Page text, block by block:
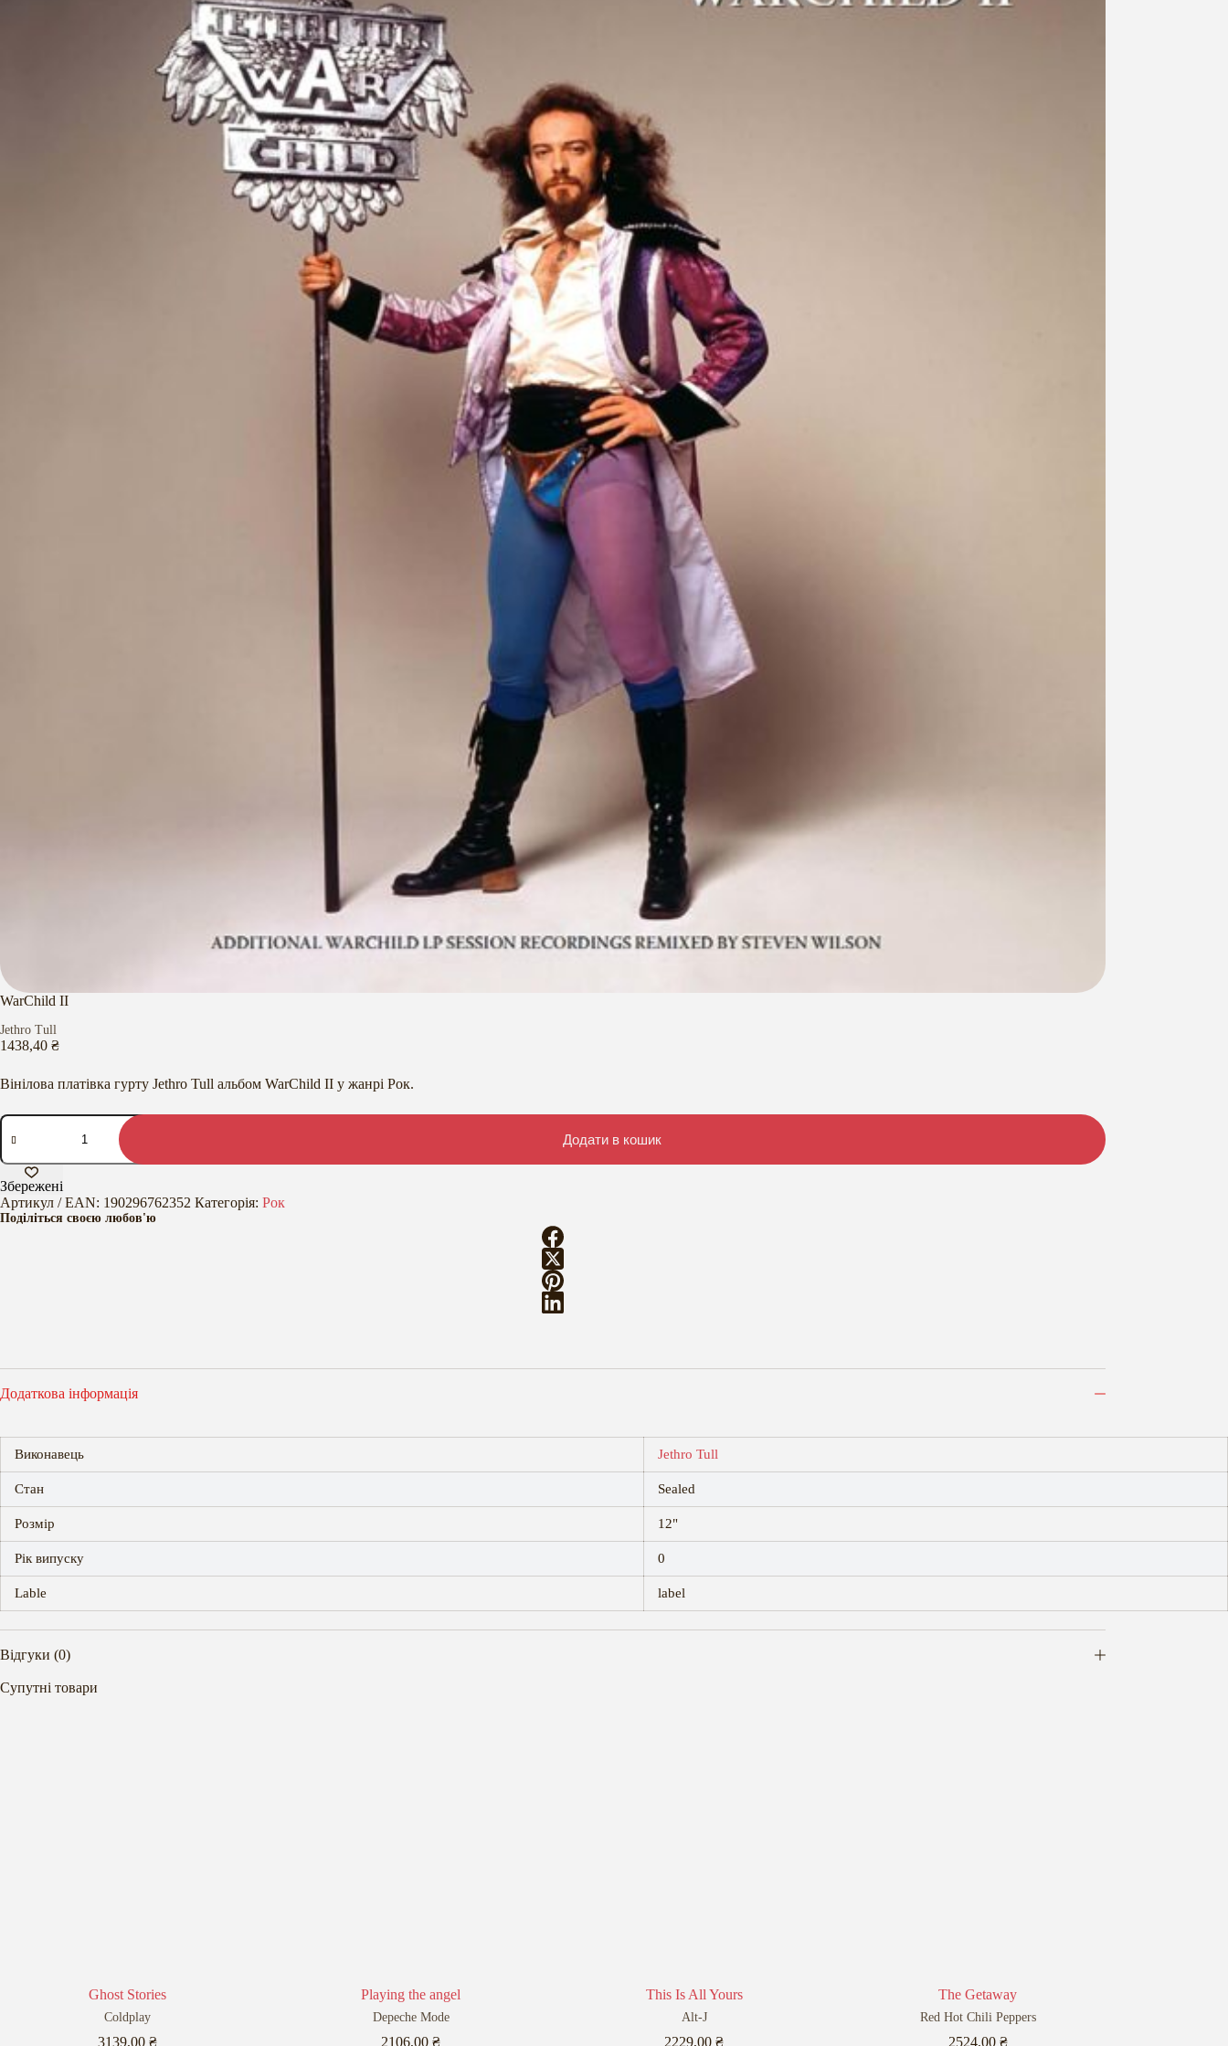
WarChild II
Jethro Tull
1438,40 ₴
Вінілова платівка гурту Jethro Tull альбом WarChild II у жанрі Рок.
WarChild
Додати в кошик
Збережені
Артикул / EAN: 190296762352 Категорія: Рок
Поділіться своєю любов'ю
Додаткова інформація
Виконавець Jethro Tull
Стан Sealed
Розмір 12"
Рік випуску 0
Lable label
Відгуки (0)
Супутні товари
Ghost Stories
Coldplay
3139,00 ₴
Playing the angel
Depeche Mode
2106,00₴
This Is All Yours
Alt-J
2229,00₴
The Getaway
Red Hot Chili Peppers
2524,00 ₴